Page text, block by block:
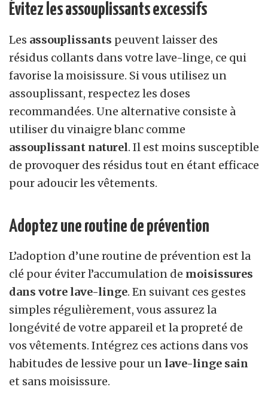
Évitez les assouplissants excessifs
Les assouplissants peuvent laisser des
résidus collants dans votre lave-linge, ce qui
favorise la moisissure. Si vous utilisez un
assouplissant, respectez les doses
recommandées. Une alternative consiste à
utiliser du vinaigre blanc comme
assouplissant naturel. Il est moins susceptible
de provoquer des résidus tout en étant efficace
pour adoucir les vêtements.
Adoptez une routine de prévention
L’adoption d’une routine de prévention est la
clé pour éviter l’accumulation de moisissures
dans votre lave-linge. En suivant ces gestes
simples régulièrement, vous assurez la
longévité de votre appareil et la propreté de
vos vêtements. Intégrez ces actions dans vos
habitudes de lessive pour un lave-linge sain
et sans moisissure.